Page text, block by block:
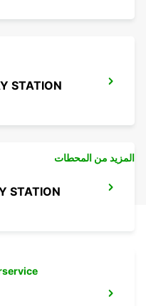
STATION
STATION
المزيد من المحطات